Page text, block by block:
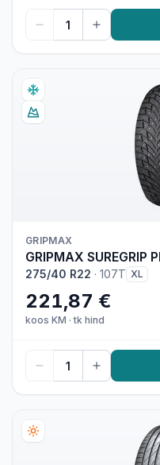
GRIPMAX
GRIPMAX SUREGRIP
275/40 R22 · 107T XL
221,87 €
koos KM ·tk hind